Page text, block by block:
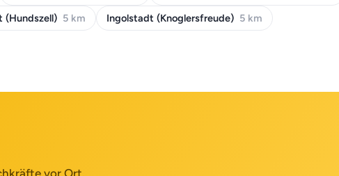
(Hundszell) 5 km Ingolstadt (Knoglersfreude) 5 km
vor Ort.